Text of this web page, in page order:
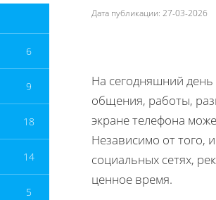
6
9
18
14
5
Дата публикации: 27-03-2026
На сегодняшний
общения, работы,
экране телефона
Независимо от того,
социальных сетях,
ценное время.